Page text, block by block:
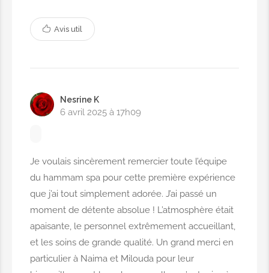
Gel pieds
Pose vernis semi-permanent
Depose
4,00€
Pédicure médicale
15,00€
Avis util
Nesrine K
6 avril 2025 à 17h09
Je voulais sincèrement remercier toute l’équipe
du hammam spa pour cette première expérience
que j’ai tout simplement adorée. J’ai passé un
moment de détente absolue ! L’atmosphère était
apaisante, le personnel extrêmement accueillant,
et les soins de grande qualité. Un grand merci en
particulier à Naima et Milouda pour leur